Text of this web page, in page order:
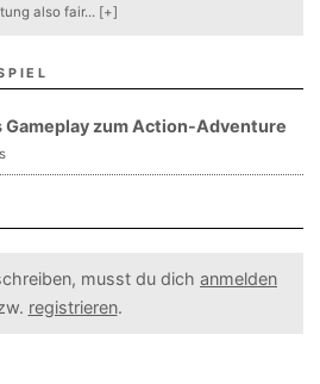
also fair... [+]
Gameplay zum Action-Adventure
musst du dich anmelden
registrieren.